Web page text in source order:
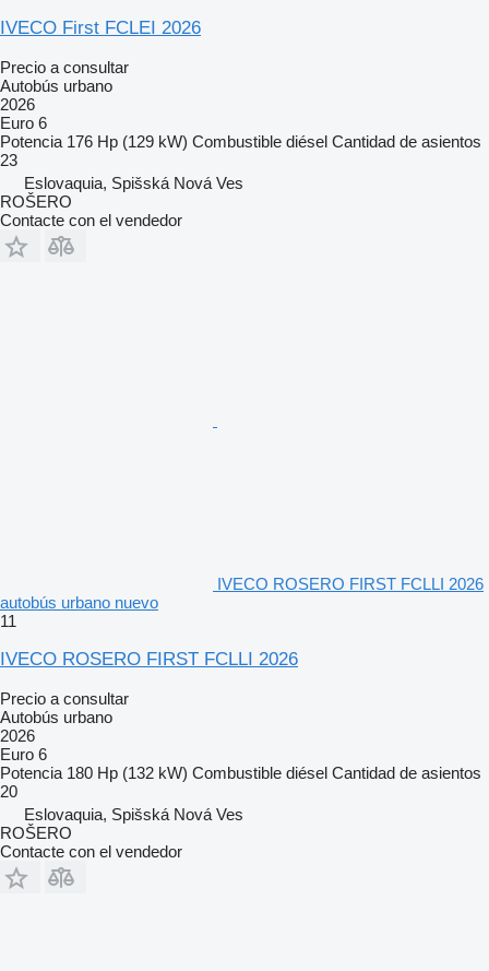
IVECO First FCLEI 2026
Precio a consultar
Autobús urbano
2026
Euro 6
Potencia 176 Hp (129 kW) Combustible diésel Cantidad de asientos
23
Eslovaquia, Spišská Nová Ves
ROŠERO
Contacte con el vendedor
IVECO ROSERO FIRST FCLLI 2026
autobús urbano nuevo
11
IVECO ROSERO FIRST FCLLI 2026
Precio a consultar
Autobús urbano
2026
Euro 6
Potencia 180 Hp (132 kW) Combustible diésel Cantidad de asientos
20
Eslovaquia, Spišská Nová Ves
ROŠERO
Contacte con el vendedor